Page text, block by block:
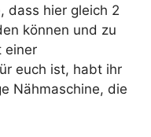
dass hier gleich 2
können und zu
einer
euch ist, habt ihr
Nähmaschine, die